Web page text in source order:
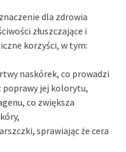
dla zdrowia
złuszczające i
korzyści, w tym:
naskórek, co prowadzi
poprawy jej kolorytu,
co zwiększa
sprawiając że cera